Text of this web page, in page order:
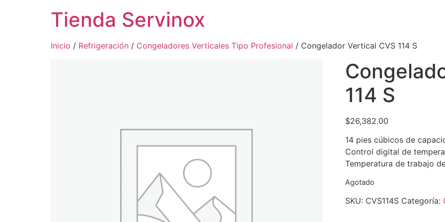
Tienda Servinox
Inicio / Refrigeración / Congeladores Verticales Tipo Profesional / Congelador Vertical CVS 114 S
114 S
$26,382.00
14 pies cúbicos de
Control digital de
Temperatura de trabajo
Agotado
SKU: CVS114S Categoría: